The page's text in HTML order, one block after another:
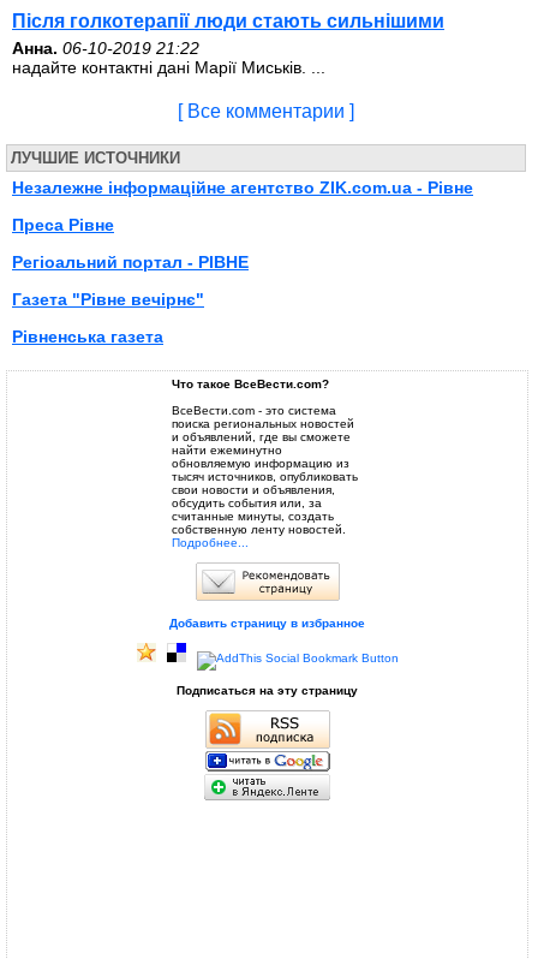
Після голкотерапії люди стають сильнішими
Анна. 06-10-2019 21:22
надайте контактні дані Марії Миськів. ...
[ Все комментарии ]
ЛУЧШИЕ ИСТОЧНИКИ
Незалежне інформаційне агентство ZIK.com.ua - Рівне
Преса Рівне
Регiоальний портал - РIВНЕ
Газета "Рівне вечірнє"
Рівненська газета
Что такое ВсеВести.com?
ВсеВести.com - это система
поиска региональных новостей
и объявлений, где вы сможете
найти ежеминутно
обновляемую информацию из
тысяч источников, опубликовать
свои новости и объявления,
обсудить события или, за
считанные минуты, создать
собственную ленту новостей.
Подробнее...
Добавить страницу в избранное
Подписаться на эту страницу